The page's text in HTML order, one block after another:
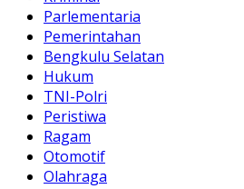
Parlementaria
Pemerintahan
Bengkulu Selatan
Hukum
TNI-Polri
Peristiwa
Ragam
Otomotif
Olahraga